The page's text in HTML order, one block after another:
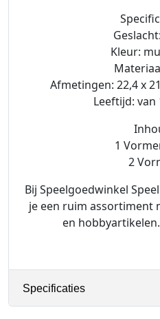
Kleur:
Afmetingen: 22,4 x
Leeftijd:
1
2
Bij Speelgoedwinkel
je een ruim assortiment
en
Specificaties